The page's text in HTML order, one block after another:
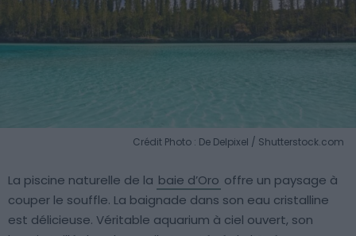
Crédit Photo : De Delpixel / Shutterstock.com
La piscine naturelle de la baie d’Oro offre un paysage à
couper le souffle. La baignade dans son eau cristalline
est délicieuse. Véritable aquarium à ciel ouvert, son